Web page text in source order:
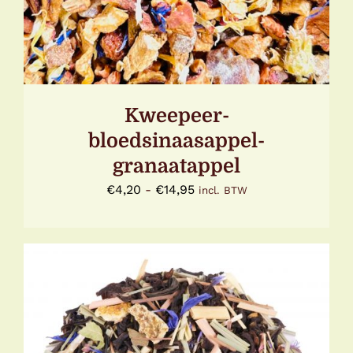
DEZE
OPTIE
KAN
GEKOZEN
WORDEN
OP
PRODUCTPAGINA
Kweepeer-
bloedsinaasappel-
granaatappel
€4,20 - €14,95Prijsklasse:
incl. BTW